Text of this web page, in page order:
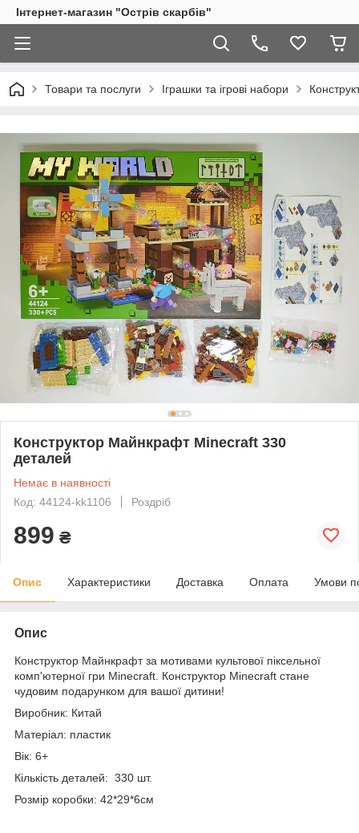
Інтернет-магазин "Острів скарбів"
Товари та послуги Іграшки та ігрові набори
Конструктор Майнкрафт Minecraft 330
деталей
Немає в наявності
Код: 44124-kk1106
Роздріб
899 ₴
Опис Характеристики Доставка Оплата Умови
Опис
Конструктор Майнкрафт за мотивами культової піксельної
комп'ютерної гри Minecraft. Конструктор Minecraft стане
чудовим подарунком для вашої дитини!
Виробник: Китай
Матеріал: пластик
Вік: 6+
Кількість деталей: 330 шт.
Розмір коробки: 42*29*6см